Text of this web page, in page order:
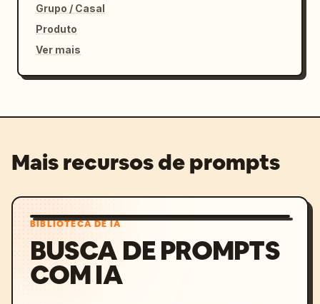
Grupo / Casal
Produto
Ver mais
Mais recursos de prompts
BIBLIOTECA DE IA
BUSCA DE PROMPTS
COM IA